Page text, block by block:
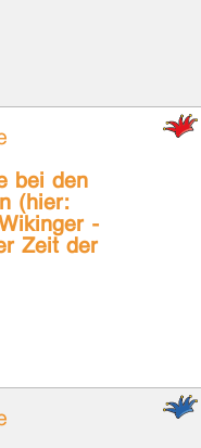
bei den
(hier:
-
Zeit der